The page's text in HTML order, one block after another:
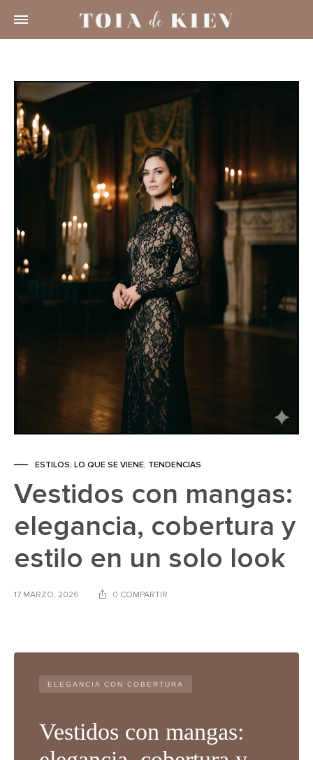
ESTILOS, LO QUE SE VIENE, TENDENCIAS
Vestidos con mangas:
elegancia, cobertura y
estilo en un solo look
17 MARZO, 2026 0 COMPARTIR
ELEGANCIA CON COBERTURA
Vestidos con mangas: